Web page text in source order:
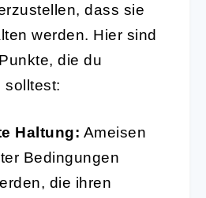
dass sie
werden. Hier sind
die du
solltest:
Haltung: Ameisen
Bedingungen
die ihren